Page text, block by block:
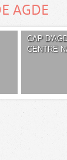
AGDE
CAP
CENTRE